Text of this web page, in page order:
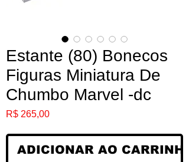
Estante (80) Bonecos
Figuras Miniatura De
Chumbo Marvel -dc
R$ 265,00Preço
ADICIONAR AO CARRINHO